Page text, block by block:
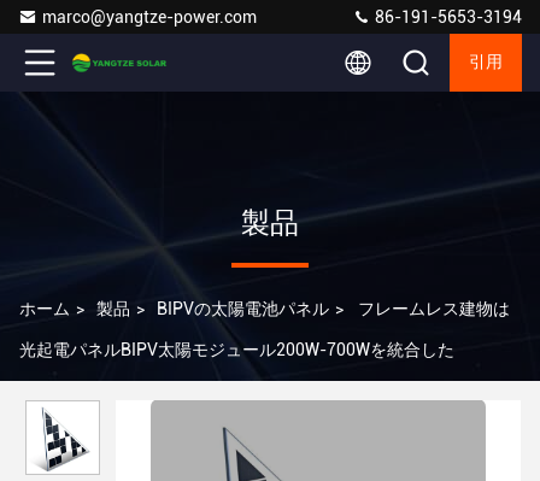
marco@yangtze-power.com 86-191-5653-3194
引用
製品
ホーム > 製品 > BIPVの太陽電池パネル > フレームレス建物は
光起電パネルBIPV太陽モジュール200W-700Wを統合した